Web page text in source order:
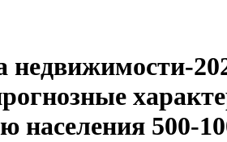
населения 500-